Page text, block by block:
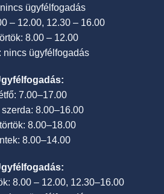
ügyfélfogadás
– 12.00, 12.30 – 16.00
8.00 – 12.00
nincs ügyfélfogadás
7.00–17.00
szerda: 8.00–16.00
8.00–18.00
8.00–14.00
8.00 – 12.00, 12.30–16.00